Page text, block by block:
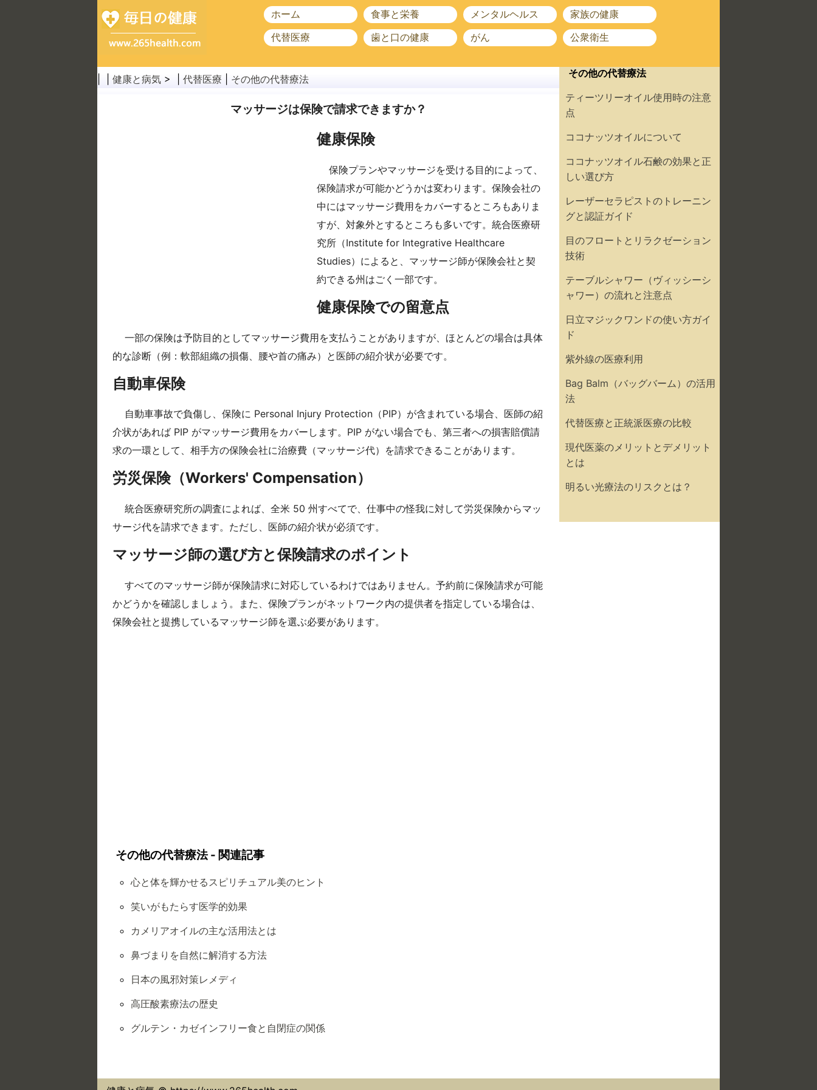
ホーム 食事と栄養 メンタルヘルス
家族の健康
代替医療
歯と口の健康 がん 公衆衛生
健康と病気 > | 代替医療 その他の代替療法
マッサージは保険で請求できますか？
健康保険
保険プランやマッサージを受ける目的によって、
保険請求が可能かどうかは変わります。保険会社の
中にはマッサージ費用をカバーするところもありま
すが、対象外とするところも多いです。統合医療研
究所（Institute for Integrative Healthcare
Studies）によると、マッサージ師が保険会社と契
約できる州はごく一部です。
健康保険での留意点
一部の保険は予防目的としてマッサージ費用を支払うことがありますが、ほとんどの場合は具体
的な診断（例：軟部組織の損傷、腰や首の痛み）と医師の紹介状が必要です。
自動車保険
自動車事故で負傷し、保険に Personal Injury Protection（PIP）が含まれている場合、医師の紹
介状があれば PIP がマッサージ費用をカバーします。PIP がない場合でも、第三者への損害賠償請
求の一環として、相手方の保険会社に治療費（マッサージ代）を請求できることがあります。
労災保険（Workers' Compensation）
統合医療研究所の調査によれば、全米 50 州すべてで、仕事中の怪我に対して労災保険からマッ
サージ代を請求できます。ただし、医師の紹介状が必須です。
マッサージ師の選び方と保険請求のポイント
すべてのマッサージ師が保険請求に対応しているわけではありません。予約前に保険請求が可能
かどうかを確認しましょう。また、保険プランがネットワーク内の提供者を指定している場合は、
保険会社と提携しているマッサージ師を選ぶ必要があります。
その他の代替療法 - 関連記事
心と体を輝かせるスピリチュアル美のヒント
笑いがもたらす医学的効果
カメリアオイルの主な活用法とは
鼻づまりを自然に解消する方法
日本の風邪対策レメディ
高圧酸素療法の歴史
グルテン・カゼインフリー食と自閉症の関係
その他の代替療法
ティーツリーオイル使用時の注意
点
ココナッツオイルについて
ココナッツオイル石鹸の効果と正
しい選び方
レーザーセラピストのトレーニン
グと認証ガイド
目のフロートとリラクゼーション
技術
テーブルシャワー（ヴィッシーシ
ャワー）の流れと注意点
日立マジックワンドの使い方ガイ
ド
紫外線の医療利用
Bag Balm（バッグバーム）の活用
法
代替医療と正統派医療の比較
現代医薬のメリットとデメリット
とは
明るい光療法のリスクとは？